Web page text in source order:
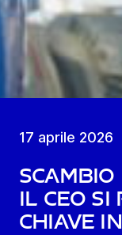
17 aprile 2026
il CEO
chiave